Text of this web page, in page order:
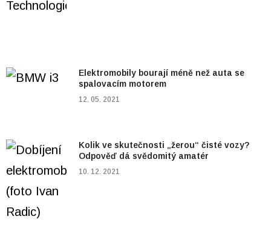
Elektromobily bourají méně než auta se
spalovacím motorem
12. 05. 2021
Kolik ve skutečnosti „žerou“ čisté vozy?
Odpověď dá svědomitý amatér
10. 12. 2021